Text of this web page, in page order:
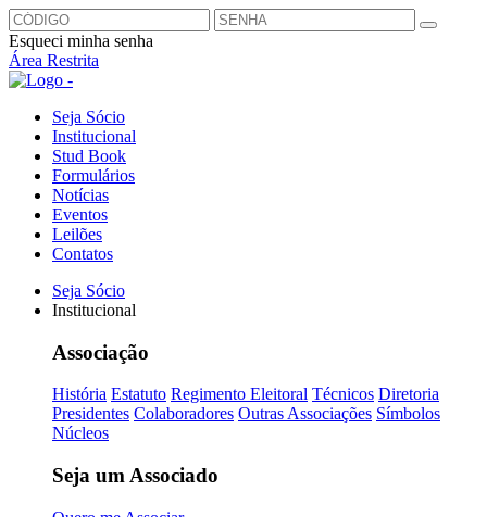
Esqueci minha senha
Área Restrita
Seja Sócio
Institucional
Stud Book
Formulários
Notícias
Eventos
Leilões
Contatos
Seja Sócio
Institucional
Associação
História Estatuto Regimento Eleitoral Técnicos Diretoria
Presidentes Colaboradores Outras Associações Símbolos
Núcleos
Seja um Associado